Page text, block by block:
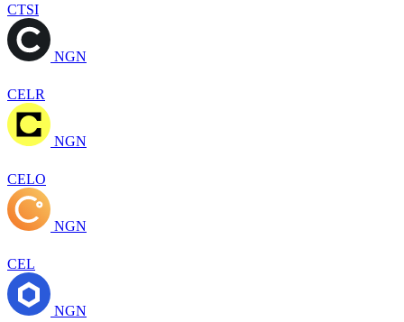
CTSI
NGN
CELR
NGN
CELO
NGN
CEL
NGN